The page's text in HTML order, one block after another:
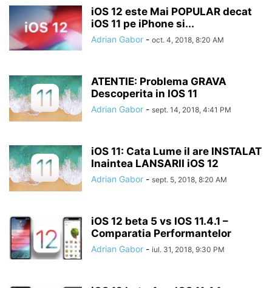
iOS 12 este Mai POPULAR decat
iOS 11 pe iPhone si...
Adrian Gabor - oct. 4, 2018, 8:20 AM
ATENTIE: Problema GRAVA
Descoperita in IOS 11
Adrian Gabor - sept. 14, 2018, 4:41 PM
iOS 11: Cata Lume il are INSTALAT
Inaintea LANSARII iOS 12
Adrian Gabor - sept. 5, 2018, 8:20 AM
iOS 12 beta 5 vs IOS 11.4.1 –
Comparatia Performantelor
Adrian Gabor - iul. 31, 2018, 9:30 PM